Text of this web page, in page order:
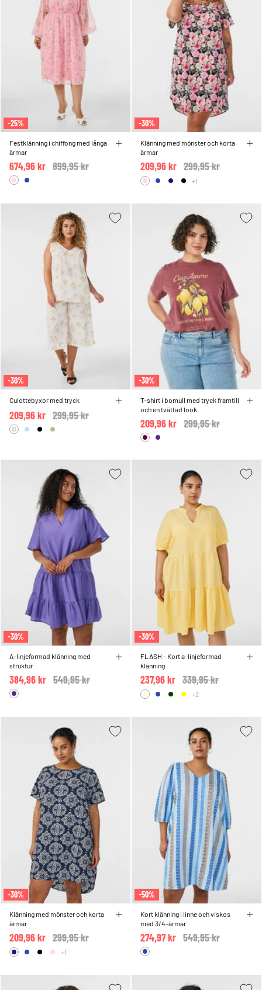
-25%
Festklänning i chiffong med långa
ärmar
Price reduced from
899,95 kr
674,96 kr
-30%
Klänning med mönster och korta
ärmar
Price reduced from
299,95 kr
209,96 kr
+1
-30%
Culottebyxor med tryck
Price reduced from
299,95 kr
209,96 kr
-30%
T-shirt i bomull med tryck framtill
och en tvättad look
Price reduced from
299,95 kr
209,96 kr
-30%
A-linjeformad klänning med
struktur
Price reduced from
549,95 kr
384,96 kr
-30%
FLASH - Kort a-linjeformad
klänning
Price reduced from
339,95 kr
237,96 kr
+2
-30%
Klänning med mönster och korta
ärmar
Price reduced from
299,95 kr
209,96 kr
+1
-50%
Kort klänning i linne och viskos
med 3/4-ärmar
Price reduced from
549,95 kr
274,97 kr